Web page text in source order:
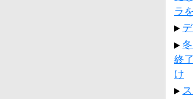
ラ
終
け